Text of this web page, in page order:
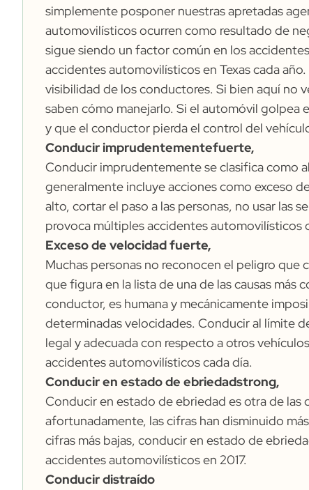
simplemente posponer nuestras apretadas
automovilísticos ocurren como resultado de
sigue siendo un factor común en los
accidentes automovilísticos en Texas cada
visibilidad de los conductores. Si bien aquí no
saben cómo manejarlo. Si el automóvil
y que el conductor pierda el control del
Conducir imprudentementefuerte,
Conducir imprudentemente se clasifica como
generalmente incluye acciones como exceso
alto, cortar el paso a las personas, no usar las
provoca múltiples accidentes automovilísticos
Exceso de velocidad fuerte,
Muchas personas no reconocen el peligro que
que figura en la lista de una de las causas más
conductor, es humana y mecánicamente
determinadas velocidades. Conducir al límite
legal y adecuada con respecto a otros
accidentes automovilísticos cada día.
Conducir en estado de ebriedadstrong,
Conducir en estado de ebriedad es otra de las
afortunadamente, las cifras han disminuido
cifras más bajas, conducir en estado de
accidentes automovilísticos en 2017.
Conducir distraído